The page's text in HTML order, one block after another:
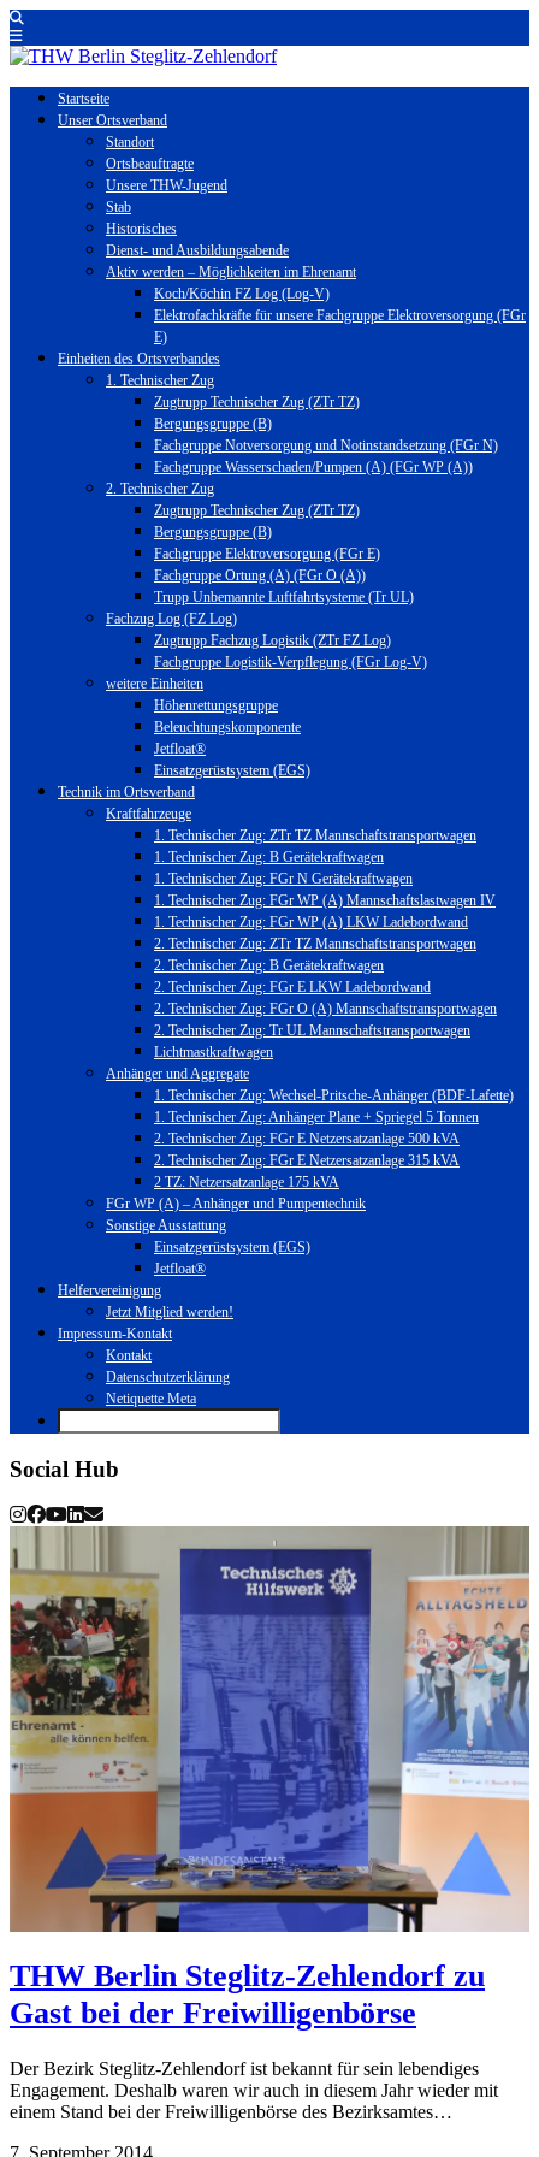
Startseite
Unser Ortsverband
Standort
Ortsbeauftragte
Unsere THW-Jugend
Stab
Historisches
Dienst- und Ausbildungsabende
Aktiv werden – Möglichkeiten im Ehrenamt
Koch/Köchin FZ Log (Log-V)
Elektrofachkräfte für unsere Fachgruppe Elektroversorgung (FGr
E)
Einheiten des Ortsverbandes
1. Technischer Zug
Zugtrupp Technischer Zug (ZTr TZ)
Bergungsgruppe (B)
Fachgruppe Notversorgung und Notinstandsetzung (FGr N)
Fachgruppe Wasserschaden/Pumpen (A) (FGr WP (A))
2. Technischer Zug
Zugtrupp Technischer Zug (ZTr TZ)
Bergungsgruppe (B)
Fachgruppe Elektroversorgung (FGr E)
Fachgruppe Ortung (A) (FGr O (A))
Trupp Unbemannte Luftfahrtsysteme (Tr UL)
Fachzug Log (FZ Log)
Zugtrupp Fachzug Logistik (ZTr FZ Log)
Fachgruppe Logistik-Verpflegung (FGr Log-V)
weitere Einheiten
Höhenrettungsgruppe
Beleuchtungskomponente
Jetfloat®
Einsatzgerüstsystem (EGS)
Technik im Ortsverband
Kraftfahrzeuge
1. Technischer Zug: ZTr TZ Mannschaftstransportwagen
1. Technischer Zug: B Gerätekraftwagen
1. Technischer Zug: FGr N Gerätekraftwagen
1. Technischer Zug: FGr WP (A) Mannschaftslastwagen IV
1. Technischer Zug: FGr WP (A) LKW Ladebordwand
2. Technischer Zug: ZTr TZ Mannschaftstransportwagen
2. Technischer Zug: B Gerätekraftwagen
2. Technischer Zug: FGr E LKW Ladebordwand
2. Technischer Zug: FGr O (A) Mannschaftstransportwagen
2. Technischer Zug: Tr UL Mannschaftstransportwagen
Lichtmastkraftwagen
Anhänger und Aggregate
1. Technischer Zug: Wechsel-Pritsche-Anhänger (BDF-Lafette)
1. Technischer Zug: Anhänger Plane + Spriegel 5 Tonnen
2. Technischer Zug: FGr E Netzersatzanlage 500 kVA
2. Technischer Zug: FGr E Netzersatzanlage 315 kVA
2 TZ: Netzersatzanlage 175 kVA
FGr WP (A) – Anhänger und Pumpentechnik
Sonstige Ausstattung
Einsatzgerüstsystem (EGS)
Jetfloat®
Helfervereinigung
Jetzt Mitglied werden!
Impressum-Kontakt
Kontakt
Datenschutzerklärung
Netiquette Meta
Social Hub
THW Berlin Steglitz-Zehlendorf zu
Gast bei der Freiwilligenbörse
Der Bezirk Steglitz-Zehlendorf ist bekannt für sein lebendiges
Engagement. Deshalb waren wir auch in diesem Jahr wieder mit
einem Stand bei der Freiwilligenbörse des Bezirksamtes…
7. September 2014